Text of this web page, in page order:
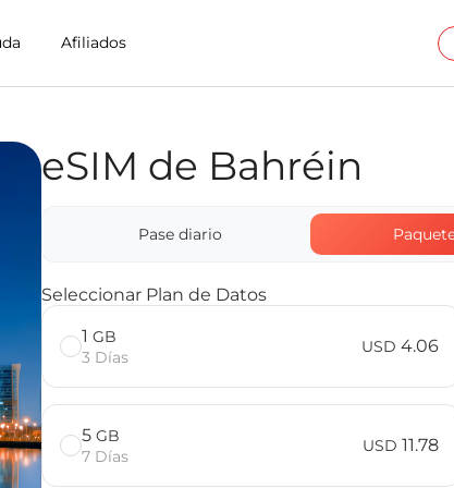
Afiliados
Bahrain
Billion Connect
eSIM de Bahréin
Pase diario
Seleccionar Plan de Datos
1 GB
3 Días
USD 4.06
5 GB
7 Días
USD 11.78